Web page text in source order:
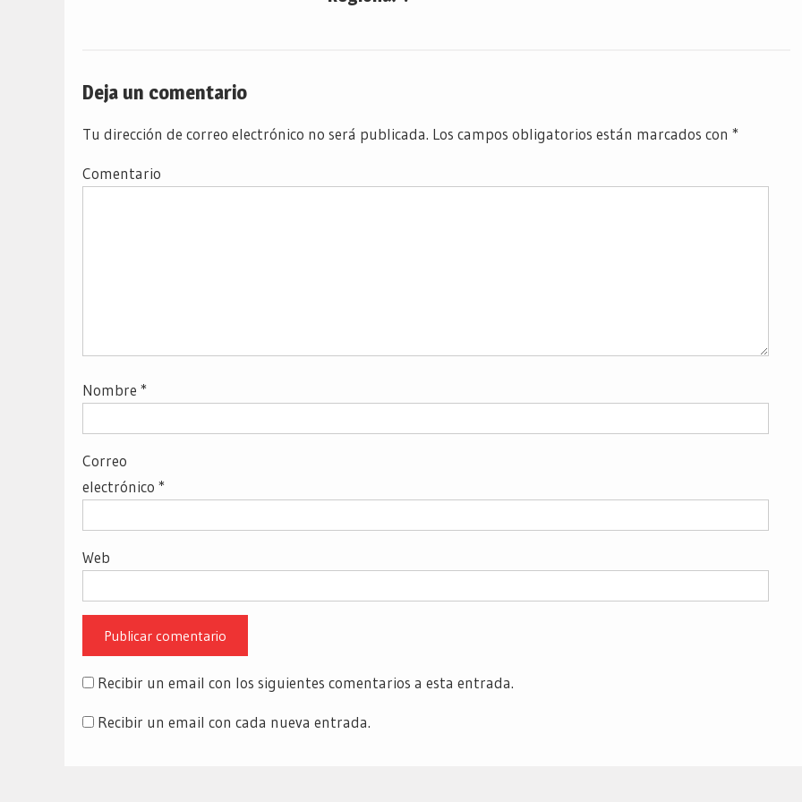
Deja un comentario
Tu dirección de correo electrónico no será publicada. Los campos obligatorios están marcados con *
Comentario
Nombre *
Correo
electrónico *
Web
Recibir un email con los siguientes comentarios a esta entrada.
Recibir un email con cada nueva entrada.